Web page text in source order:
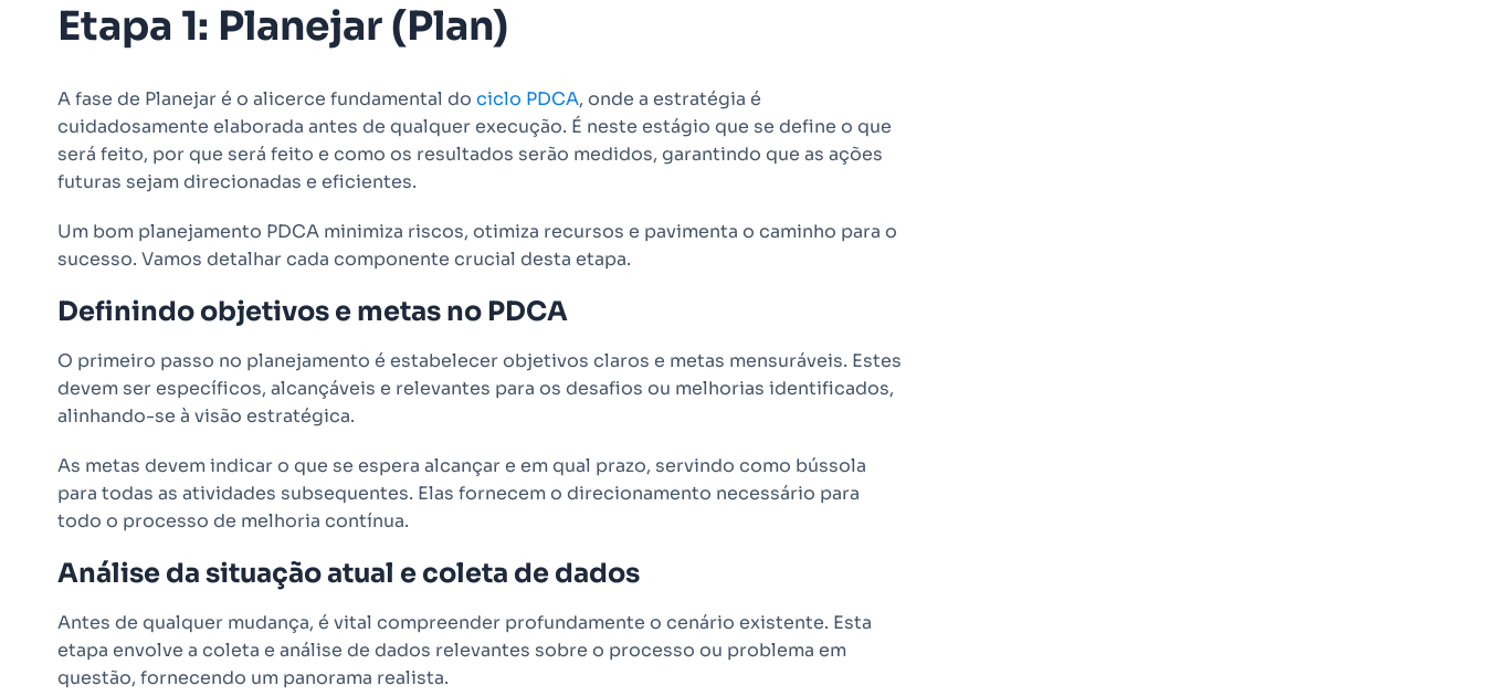
Etapa 1: Planejar (Plan)
A fase de Planejar é o alicerce fundamental do ciclo PDCA, onde a estratégia é
cuidadosamente elaborada antes de qualquer execução. É neste estágio que se define o que
será feito, por que será feito e como os resultados serão medidos, garantindo que as ações
futuras sejam direcionadas e eficientes.
Um bom planejamento PDCA minimiza riscos, otimiza recursos e pavimenta o caminho para o
sucesso. Vamos detalhar cada componente crucial desta etapa.
Definindo objetivos e metas no PDCA
O primeiro passo no planejamento é estabelecer objetivos claros e metas mensuráveis. Estes
devem ser específicos, alcançáveis e relevantes para os desafios ou melhorias identificados,
alinhando-se à visão estratégica.
As metas devem indicar o que se espera alcançar e em qual prazo, servindo como bússola
para todas as atividades subsequentes. Elas fornecem o direcionamento necessário para
todo o processo de melhoria contínua.
Análise da situação atual e coleta de dados
Antes de qualquer mudança, é vital compreender profundamente o cenário existente. Esta
etapa envolve a coleta e análise de dados relevantes sobre o processo ou problema em
questão, fornecendo um panorama realista.